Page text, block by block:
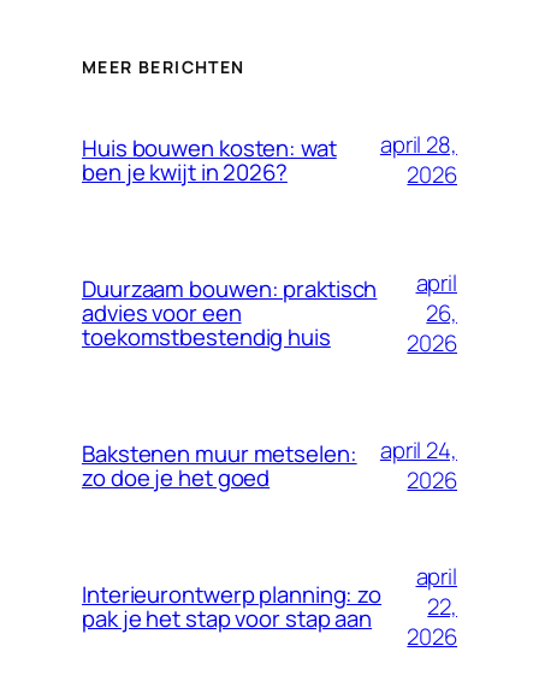
MEER BERICHTEN
Huis bouwen kosten: wat
ben je kwijt in 2026?
april 28,
2026
Duurzaam bouwen: praktisch
advies voor een
toekomstbestendig huis
april
26,
2026
Bakstenen muur metselen:
zo doe je het goed
april 24,
2026
Interieurontwerp planning: zo
pak je het stap voor stap aan
april
22,
2026